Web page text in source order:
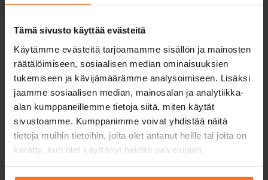
Tämä sivusto käyttää evästeitä
Käytämme evästeitä tarjoamamme sisällön ja mainosten
räätälöimiseen, sosiaalisen median ominaisuuksien
tukemiseen ja kävijämäärämme analysoimiseen. Lisäksi
jaamme sosiaalisen median, mainosalan ja analytiikka-
alan kumppaneillemme tietoja siitä, miten käytät
sivustoamme. Kumppanimme voivat yhdistää näitä
tietoja muihin tietoihin, joita olet antanut heille tai joita on
kerätty, kun olet käyttänyt heidän palvelujaan.
EAS-koulutus
Kurssi sisältää vain EAS-
teoriatunnit verkossa ja
teoriakoeharjoittelun.
Mini-kurssi soveltuu
sinulle, jolla on
kokemusta mopolla
ajamisesta.
Ajotunnit
autokoulun
mopolla
Yksi ajotunti = 50
1